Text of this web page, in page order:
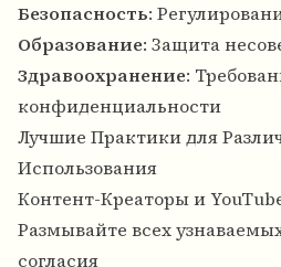
Безопасность:
Образование: Защита
Здравоохранение:
конфиденциальности
Лучшие Практики для
Использования
Контент-Креаторы и
Размывайте всех
согласия